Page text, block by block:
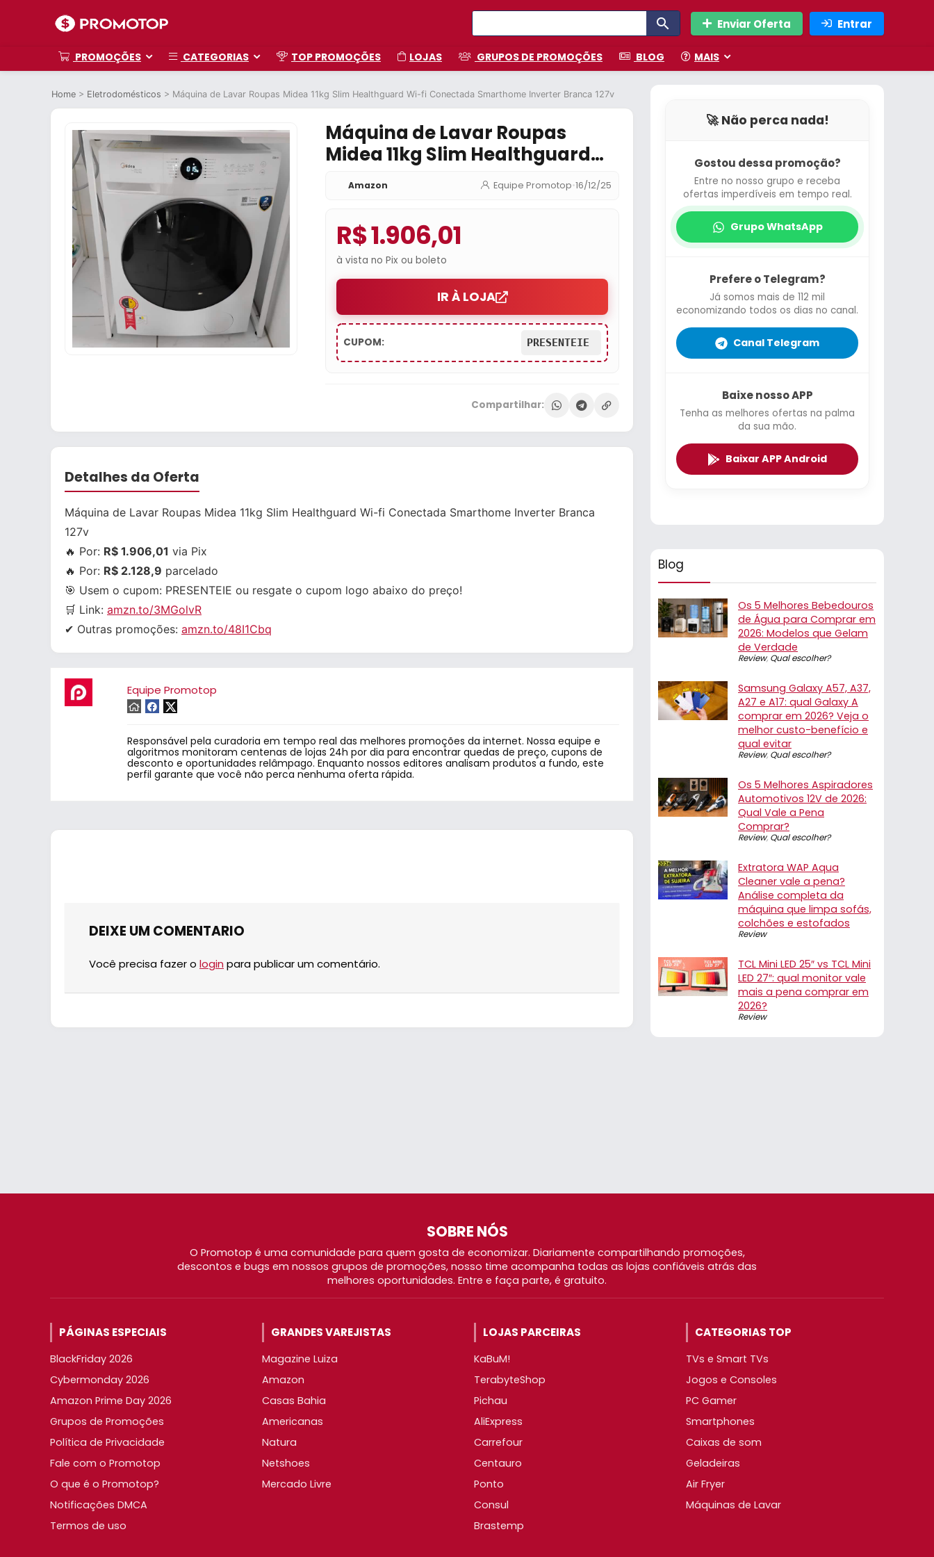
Enviar Oferta Entrar
PROMOÇÕES CATEGORIAS TOP PROMOÇÕES LOJAS GRUPOS DE PROMOÇÕES BLOG MAIS
Home > Eletrodomésticos > Máquina de Lavar Roupas Midea 11kg Slim Healthguard Wi-fi Conectada Smarthome Inverter Branca 127v
Máquina de Lavar Roupas
Midea 11kg Slim Healthguard
Wi-fi Conectada Smarthome
Inverter Branca 127v
Amazon Equipe Promotop•16/12/25
R$ 1.906,01
à vista no Pix ou boleto
IR À LOJA
CUPOM: PRESENTEIE
Compartilhar:
Detalhes da Oferta
Máquina de Lavar Roupas Midea 11kg Slim Healthguard Wi-fi Conectada Smarthome Inverter Branca
127v
🔥 Por: R$ 1.906,01 via Pix
🔥 Por: R$ 2.128,9 parcelado
🎯 Usem o cupom: PRESENTEIE ou resgate o cupom logo abaixo do preço!
🛒 Link: amzn.to/3MGolvR
✔ Outras promoções: amzn.to/48I1Cbq
Equipe Promotop
Responsável pela curadoria em tempo real das melhores promoções da internet. Nossa equipe e
algoritmos monitoram centenas de lojas 24h por dia para encontrar quedas de preço, cupons de
desconto e oportunidades relâmpago. Enquanto nossos editores analisam produtos a fundo, este
perfil garante que você não perca nenhuma oferta rápida.
DEIXE UM COMENTARIO
Você precisa fazer o login para publicar um comentário.
🚀 Não perca nada!
Gostou dessa promoção?
Entre no nosso grupo e receba
ofertas imperdíveis em tempo real.
Grupo WhatsApp
Prefere o Telegram?
Já somos mais de 112 mil
economizando todos os dias no canal.
Canal Telegram
Baixe nosso APP
Tenha as melhores ofertas na palma
da sua mão.
Baixar APP Android
Blog
Os 5 Melhores Bebedouros
de Água para Comprar em
2026: Modelos que Gelam
de Verdade
Review, Qual escolher?
Samsung Galaxy A57, A37,
A27 e A17: qual Galaxy A
comprar em 2026? Veja o
melhor custo-benefício e
qual evitar
Review, Qual escolher?
Os 5 Melhores Aspiradores
Automotivos 12V de 2026:
Qual Vale a Pena
Comprar?
Review, Qual escolher?
Extratora WAP Aqua
Cleaner vale a pena?
Análise completa da
máquina que limpa sofás,
colchões e estofados
Review
TCL Mini LED 25″ vs TCL Mini
LED 27″: qual monitor vale
mais a pena comprar em
2026?
Review
SOBRE NÓS
O Promotop é uma comunidade para quem gosta de economizar. Diariamente compartilhando promoções,
descontos e bugs em nossos grupos de promoções, nosso time acompanha todas as lojas confiáveis atrás das
melhores oportunidades. Entre e faça parte, é gratuito.
PÁGINAS ESPECIAIS
BlackFriday 2026
Cybermonday 2026
Amazon Prime Day 2026
Grupos de Promoções
Política de Privacidade
Fale com o Promotop
O que é o Promotop?
Notificações DMCA
Termos de uso
GRANDES VAREJISTAS
Magazine Luiza
Amazon
Casas Bahia
Americanas
Natura
Netshoes
Mercado Livre
LOJAS PARCEIRAS
KaBuM!
TerabyteShop
Pichau
AliExpress
Carrefour
Centauro
Ponto
Consul
Brastemp
CATEGORIAS TOP
TVs e Smart TVs
Jogos e Consoles
PC Gamer
Smartphones
Caixas de som
Geladeiras
Air Fryer
Máquinas de Lavar